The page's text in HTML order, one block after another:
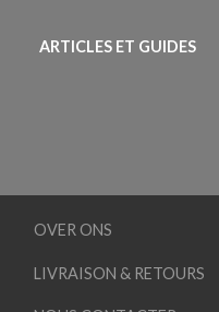
ARTICLES ET GUIDES
OVER ONS
LIVRAISON & RETOURS